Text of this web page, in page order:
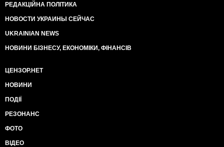
РЕДАКЦІЙНА ПОЛІТИКА
НОВОСТИ УКРАИНЫ СЕЙЧАС
UKRAINIAN NEWS
НОВИНИ БІЗНЕСУ, ЕКОНОМІКИ, ФІНАНСІВ
ЦЕНЗОР.НЕТ
НОВИНИ
ПОДІЇ
РЕЗОНАНС
ФОТО
ВІДЕО